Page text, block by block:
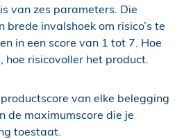
van zes parameters. Die
invalshoek om risico’s te
in een score van 1 tot 7. Hoe
hoe risicovoller het product.
van elke belegging
de maximumscore die je
toestaat.